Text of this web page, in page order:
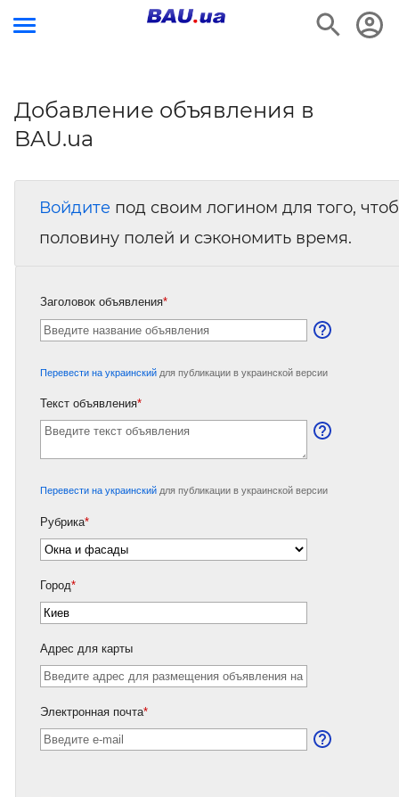
Добавление объявления в
BAU.ua
Войдите под своим логином для того,
половину полей и сэкономить время.
Заголовок объявления*
Перевести на украинский для публикации в украинской версии
Текст объявления*
Перевести на украинский для публикации в украинской версии
Рубрика*
Город*
Адрес для карты
Электронная почта*